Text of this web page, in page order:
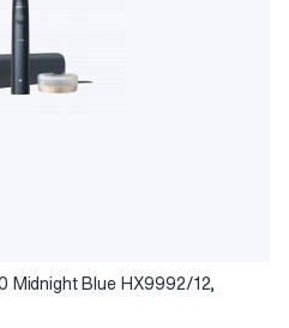
Midnight Blue HX9992/12,